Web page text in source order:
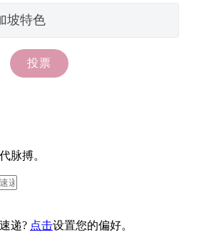
脉搏。
递? 点击设置您的偏好。